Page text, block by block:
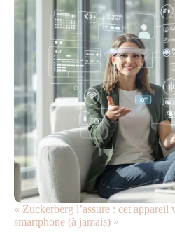
« Zuckerberg l’assure : cet appareil
smartphone (à jamais) »